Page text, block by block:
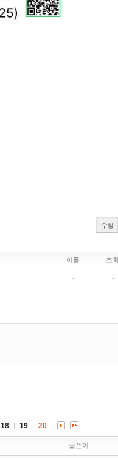
수정
18 19 20
글쓴이